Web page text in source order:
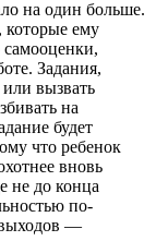
на один больше.
которые ему
Задания,
вызвать
на
будет
что ребенок
вновь
не до конца
по-
выходов —